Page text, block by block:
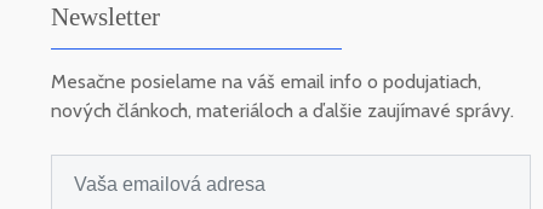
Newsletter
Mesačne posielame na váš email info o podujatiach,
nových článkoch, materiáloch a ďalšie zaujímavé správy.